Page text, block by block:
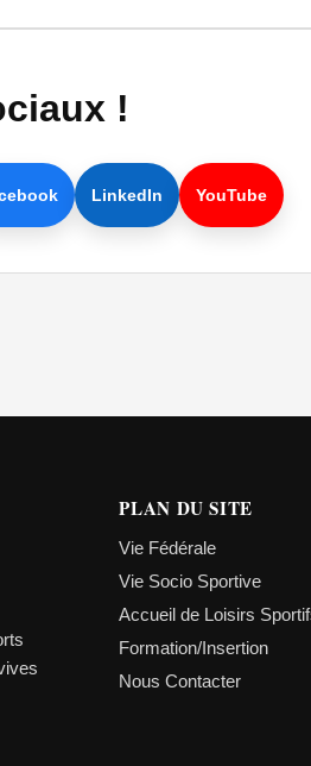
!
LinkedIn YouTube
PLAN DU SITE
Vie Fédérale
Vie Socio Sportive
Accueil de Loisirs
Formation/Insertion
Nous Contacter